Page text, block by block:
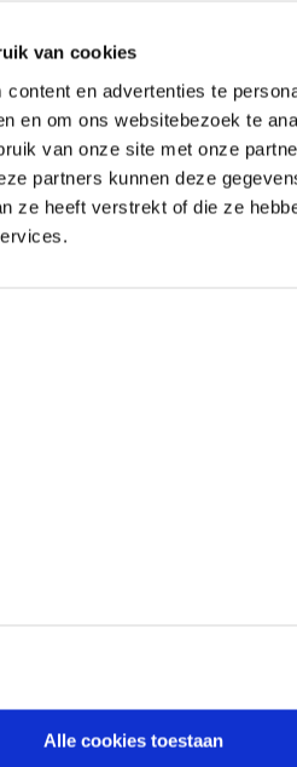
van cookies
en advertenties te
en om ons websitebezoek te
van onze site met onze
partners kunnen deze
ze heeft verstrekt of die ze
Alle cookies toestaan
een
. Kwetsbare groepen
en ongelijkheid
binnen 5 regio’s. In
ook